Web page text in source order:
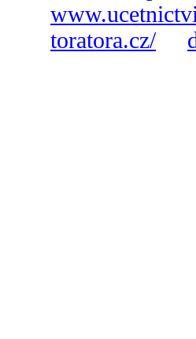
toratora.cz/